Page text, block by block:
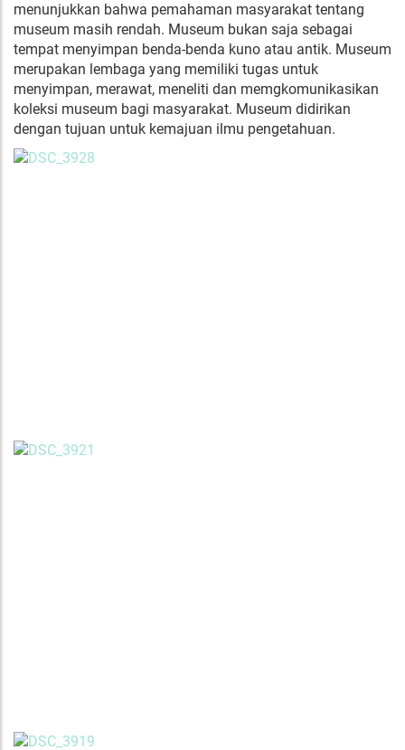
menunjukkan bahwa pemahaman masyarakat tentang
museum masih rendah. Museum bukan saja sebagai
tempat menyimpan benda-benda kuno atau antik. Museum
merupakan lembaga yang memiliki tugas untuk
menyimpan, merawat, meneliti dan memgkomunikasikan
koleksi museum bagi masyarakat. Museum didirikan
dengan tujuan untuk kemajuan ilmu pengetahuan.